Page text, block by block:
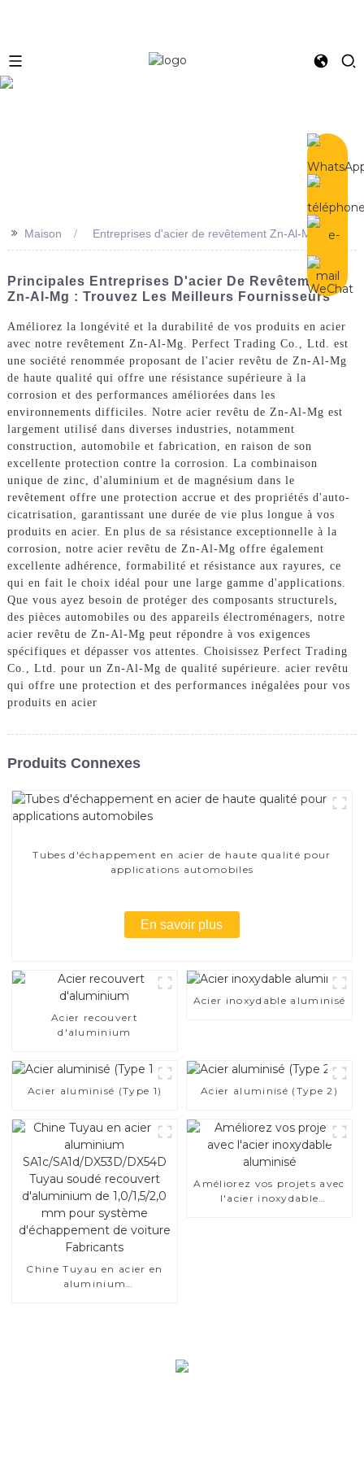
>> Maison Entreprises d'acier de revêtement Zn-Al-Mg
Principales Entreprises D'acier De Revêtement
Zn-Al-Mg : Trouvez Les Meilleurs Fournisseurs
Améliorez la longévité et la durabilité de vos produits en acier
avec notre revêtement Zn-Al-Mg. Perfect Trading Co., Ltd. est
une société renommée proposant de l'acier revêtu de Zn-Al-Mg
de haute qualité qui offre une résistance supérieure à la
corrosion et des performances améliorées dans les
environnements difficiles. Notre acier revêtu de Zn-Al-Mg est
largement utilisé dans diverses industries, notamment
construction, automobile et fabrication, en raison de son
excellente protection contre la corrosion. La combinaison
unique de zinc, d'aluminium et de magnésium dans le
revêtement offre une protection accrue et des propriétés d'auto-
cicatrisation, garantissant une durée de vie plus longue à vos
produits en acier. En plus de sa résistance exceptionnelle à la
corrosion, notre acier revêtu de Zn-Al-Mg offre également
excellente adhérence, formabilité et résistance aux rayures, ce
qui en fait le choix idéal pour une large gamme d'applications.
Que vous ayez besoin de protéger des composants structurels,
des pièces automobiles ou des appareils électroménagers, notre
acier revêtu de Zn-Al-Mg peut répondre à vos exigences
spécifiques et dépasser vos attentes. Choisissez Perfect Trading
Co., Ltd. pour un Zn-Al-Mg de qualité supérieure. acier revêtu
qui offre une protection et des performances inégalées pour vos
produits en acier
Produits Connexes
Tubes d'échappement en acier de haute qualité pour
applications automobiles
En savoir plus
Acier recouvert
d'aluminium
Acier inoxydable aluminisé
Acier aluminisé (Type 1) Acier aluminisé (Type 2)
Chine Tuyau en acier en
aluminium
Améliorez vos projets avec
l'acier inoxydable